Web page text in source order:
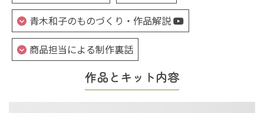
青木和子のものづくり・作品解説
商品担当による制作裏話
作品とキット内容